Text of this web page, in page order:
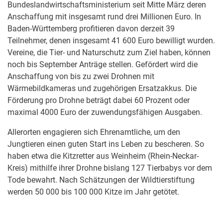
Bundeslandwirtschaftsministerium seit Mitte März deren
Anschaffung mit insgesamt rund drei Millionen Euro. In
Baden-Württemberg profitieren davon derzeit 39
Teilnehmer, denen insgesamt 41 600 Euro bewilligt wurden.
Vereine, die Tier- und Naturschutz zum Ziel haben, können
noch bis September Anträge stellen. Gefördert wird die
Anschaffung von bis zu zwei Drohnen mit
Wärmebildkameras und zugehörigen Ersatzakkus. Die
Förderung pro Drohne beträgt dabei 60 Prozent oder
maximal 4000 Euro der zuwendungsfähigen Ausgaben.
Allerorten engagieren sich Ehrenamtliche, um den
Jungtieren einen guten Start ins Leben zu bescheren. So
haben etwa die Kitzretter aus Weinheim (Rhein-Neckar-
Kreis) mithilfe ihrer Drohne bislang 127 Tierbabys vor dem
Tode bewahrt. Nach Schätzungen der Wildtierstiftung
werden 50 000 bis 100 000 Kitze im Jahr getötet.